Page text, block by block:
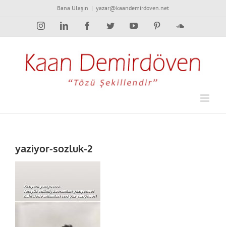
Bana Ulaşın | yazar@kaandemirdoven.net
InstagramLinkedIn FacebookTwitterYouTube PinterestSoundCloud
yaziyor-sozluk-2